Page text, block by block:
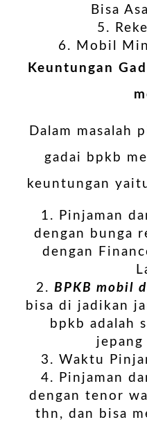
Bisa
Mobil
Keuntungan
Dalam masalah
gadai bpkb
keuntungan
Pinjaman
dengan bunga
dengan
BPKB mobil
bisa di jadikan
bpkb adalah
Waktu
Pinjaman
dengan tenor
thn, dan bisa